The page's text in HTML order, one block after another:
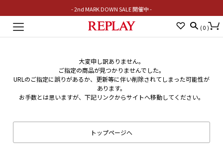
- 2nd MARK DOWN SALE 開催中 -
Toggle
( 0 )
大変申し訳ありません。
ご指定の商品が見つかりませんでした。
URLのご指定に誤りがあるか、更新等に伴い削除されてしまった可能性が
あります。
お手数とは思いますが、下記リンクからサイトへ移動してください。
トップページへ